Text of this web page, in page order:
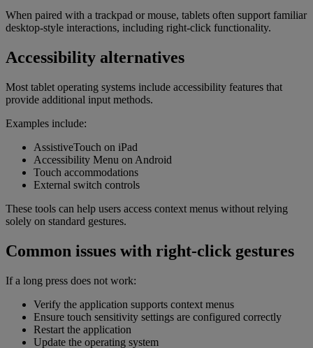
When paired with a trackpad or mouse, tablets often support familiar
desktop-style interactions, including right-click functionality.
Accessibility alternatives
Most tablet operating systems include accessibility features that
provide additional input methods.
Examples include:
AssistiveTouch on iPad
Accessibility Menu on Android
Touch accommodations
External switch controls
These tools can help users access context menus without relying
solely on standard gestures.
Common issues with right-click gestures
If a long press does not work:
Verify the application supports context menus
Ensure touch sensitivity settings are configured correctly
Restart the application
Update the operating system